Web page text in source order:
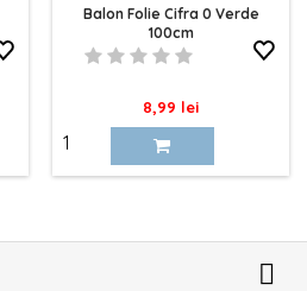
Balon Folie Cifra 0 Verde
100cm
Pret
8,99 lei
